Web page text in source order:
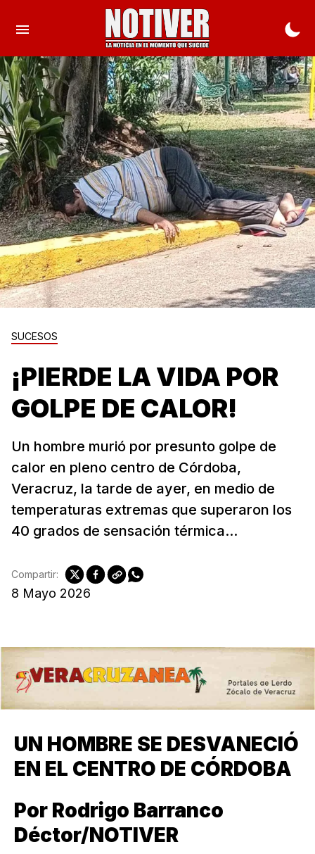
SUCESOS
¡PIERDE LA VIDA POR
GOLPE DE CALOR!
Un hombre murió por presunto golpe de
calor en pleno centro de Córdoba,
Veracruz, la tarde de ayer, en medio de
temperaturas extremas que superaron los
40 grados de sensación térmica...
8 Mayo 2026
Compartir:
UN HOMBRE SE DESVANECIÓ
EN EL CENTRO DE CÓRDOBA
Por Rodrigo Barranco
Déctor/NOTIVER